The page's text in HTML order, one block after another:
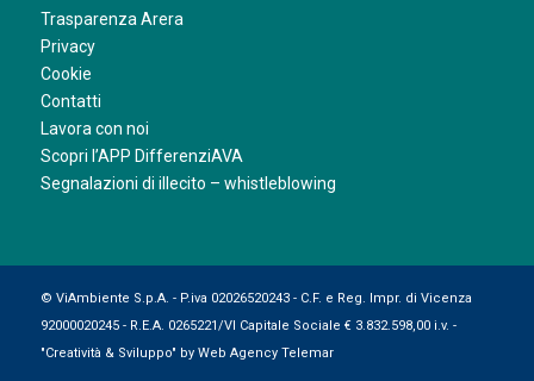
Trasparenza Arera
Privacy
Cookie
Contatti
Lavora con noi
Scopri l’APP DifferenziAVA
Segnalazioni di illecito – whistleblowing
© ViAmbiente S.p.A. - P.iva 02026520243 - C.F. e Reg. Impr. di Vicenza
92000020245 - R.E.A. 0265221/VI Capitale Sociale € 3.832.598,00 i.v. -
"Creatività & Sviluppo" by Web Agency Telemar